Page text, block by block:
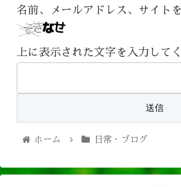
名前、メールアドレス、サイト
上に表示された文字を入力してく
ホーム 日常・ブログ